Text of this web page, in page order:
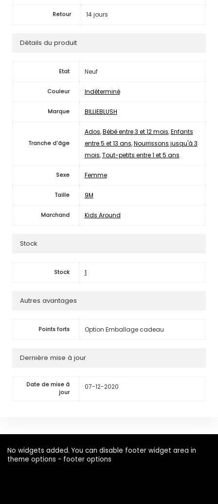
Retour 14 jours
Détails du produit
Etat Neuf
Couleur Indéterminé
Marque BILLIEBLUSH
Tranche d'âge
Ados,Bébé entre 3 et 12 mois,Enfants
entre 5 et 13 ans,Nourrissons jusqu'à 3
mois,Tout-petits entre 1 et 5 ans
Sexe Femme
Taille 9M
Marchand Kids Around
Stock
Stock 1
Autres avantages
Points forts Option Emballage cadeau
Dernière mise à jour
Date de mise à
jour
07-12-2020
No widgets added. You can disable footer widget area in
theme options - footer options